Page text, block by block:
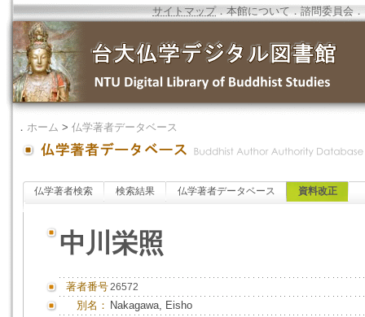
サイトマップ．本館について ．諮問委員会 ．
． ホーム > 仏学著者データベース
仏学著者検索 検索結果 仏学著者データベース 資料改正
中川栄照
著者番号26572
別名： Nakagawa, Eisho